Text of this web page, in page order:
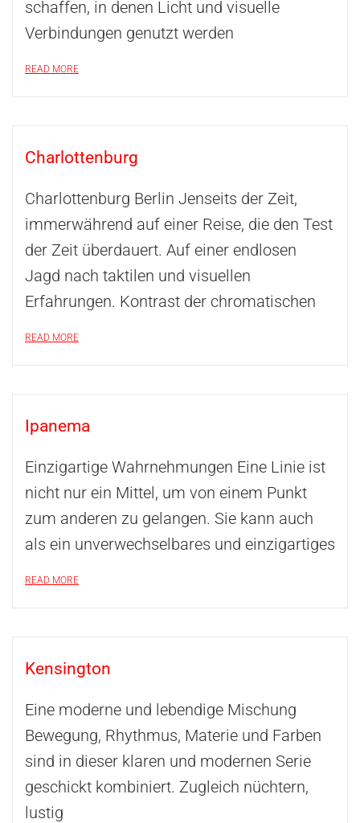
schaffen, in denen Licht und visuelle
Verbindungen genutzt werden
READ MORE
Charlottenburg
Charlottenburg Berlin Jenseits der Zeit,
immerwährend auf einer Reise, die den Test
der Zeit überdauert. Auf einer endlosen
Jagd nach taktilen und visuellen
Erfahrungen. Kontrast der chromatischen
READ MORE
Ipanema
Einzigartige Wahrnehmungen Eine Linie ist
nicht nur ein Mittel, um von einem Punkt
zum anderen zu gelangen. Sie kann auch
als ein unverwechselbares und einzigartiges
READ MORE
Kensington
Eine moderne und lebendige Mischung
Bewegung, Rhythmus, Materie und Farben
sind in dieser klaren und modernen Serie
geschickt kombiniert. Zugleich nüchtern,
lustig